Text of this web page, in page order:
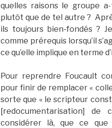
quelles raisons le groupe
plutôt que de tel autre ?
ils toujours bien-fondés ?
comme prérequis lorsqu’il
ce qu’elle implique en terme
Pour reprendre Foucault
pour finir de remplacer «
sorte que « le scripteur
[redocumentarisation]
considérer là, que ce